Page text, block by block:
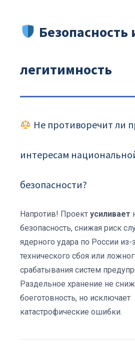
Безопасность
легитимность
Не противоречит ли
интересам
безопасности?
Напротив! Проект усиливает
безопасность, снижая риск
ядерного удара по России из-
технического сбоя или
срабатывания систем
Раздельное хранение не
боеготовность, но исключает
катастрофические ошибки.